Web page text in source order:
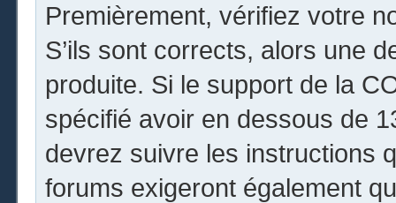
Premièrement, vérifiez votre
S’ils sont corrects, alors une
produite. Si le support de la
spécifié avoir en dessous de
devrez suivre les instructions
forums exigeront également